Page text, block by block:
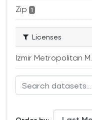
Zip 1
Licenses
Izmir Metropolitan M...